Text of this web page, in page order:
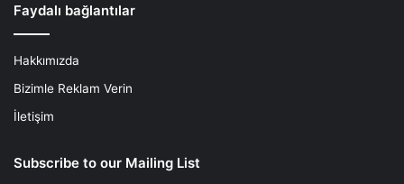
Faydalı bağlantılar
Hakkımızda
Bizimle Reklam Verin
İletişim
Subscribe to our Mailing List